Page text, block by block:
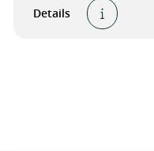
Details